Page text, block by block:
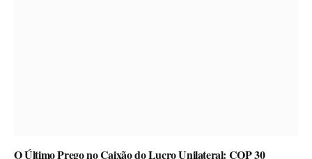
O Último Prego no Caixão do Lucro Unilateral: COP 30